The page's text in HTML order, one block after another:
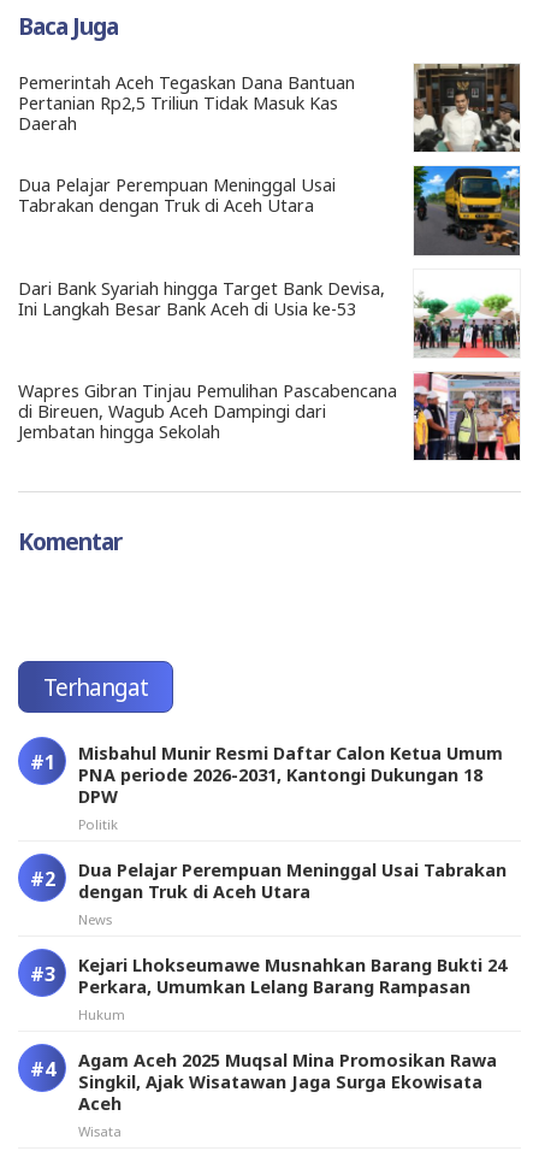
Baca Juga
Pemerintah Aceh Tegaskan Dana Bantuan
Pertanian Rp2,5 Triliun Tidak Masuk Kas
Daerah
Dua Pelajar Perempuan Meninggal Usai
Tabrakan dengan Truk di Aceh Utara
Dari Bank Syariah hingga Target Bank Devisa,
Ini Langkah Besar Bank Aceh di Usia ke-53
Wapres Gibran Tinjau Pemulihan Pascabencana
di Bireuen, Wagub Aceh Dampingi dari
Jembatan hingga Sekolah
Komentar
Terhangat
Misbahul Munir Resmi Daftar Calon Ketua Umum
PNA periode 2026-2031, Kantongi Dukungan 18
DPW
Politik
Dua Pelajar Perempuan Meninggal Usai Tabrakan
dengan Truk di Aceh Utara
News
Kejari Lhokseumawe Musnahkan Barang Bukti 24
Perkara, Umumkan Lelang Barang Rampasan
Hukum
Agam Aceh 2025 Muqsal Mina Promosikan Rawa
Singkil, Ajak Wisatawan Jaga Surga Ekowisata
Aceh
Wisata